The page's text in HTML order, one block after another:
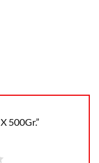
500Gr.”